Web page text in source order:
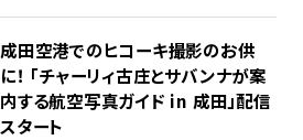
成田空港でのヒコーキ撮影のお供
に！ 「チャーリィ古庄とサバンナが案
内する航空写真ガイド in 成田」配信
スタート